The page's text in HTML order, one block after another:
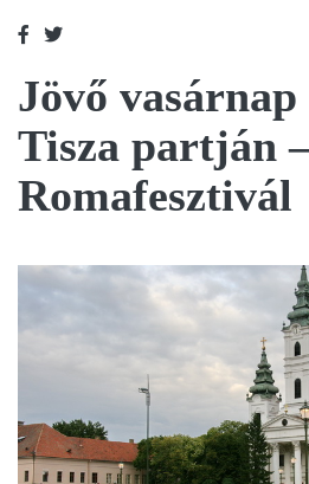
Jövő
Tisza partján
Romafesztivál